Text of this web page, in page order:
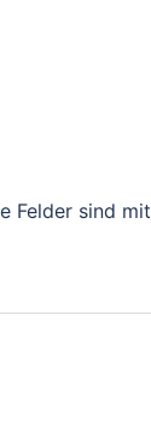
Felder sind mit